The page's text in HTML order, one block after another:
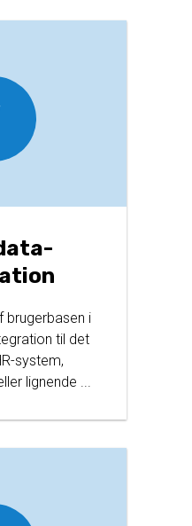
brugerbasen i
til det
system,
lignende ...